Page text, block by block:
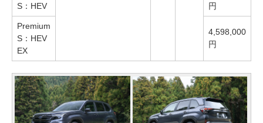
S：HEV
円
Premium
S：HEV
EX
4,598,000
円